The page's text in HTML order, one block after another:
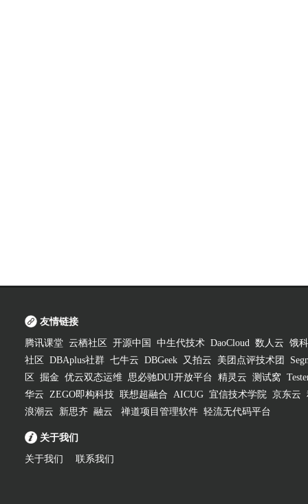
友情链接
腾讯课堂 云栖社区 开源中国 中生代技术 DaoCloud 数人云 饿
社区
DBAplus社群 七牛云 DBGeek 又拍云 美团点评技术团
区
掘金 优云双态运维 思必驰DUI开放平台 精灵云 测试窝
华云 ZEGO即构科技 联想超融合 AICUG 宜信技术学院 京东云
浪潮云
新思齐 融云 禅道项目管理软件 轻流无代码平台
关于我们
关于我们 联系我们